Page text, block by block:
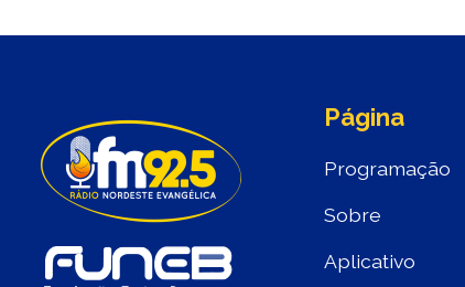
Página
Programação
Sobre
Aplicativo